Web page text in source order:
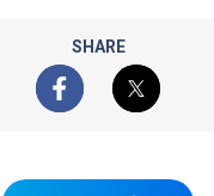
SHARE
Facebook
X